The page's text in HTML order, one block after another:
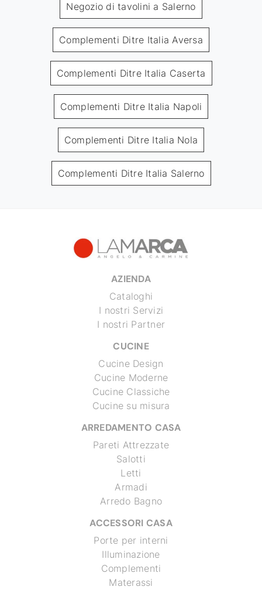
Negozio di tavolini a Salerno
Complementi Ditre Italia Aversa
Complementi Ditre Italia Caserta
Complementi Ditre Italia Napoli
Complementi Ditre Italia Nola
Complementi Ditre Italia Salerno
AZIENDA
Cataloghi
I nostri Servizi
I nostri Partner
CUCINE
Cucine Design
Cucine Moderne
Cucine Classiche
Cucine su misura
ARREDAMENTO CASA
Pareti Attrezzate
Salotti
Letti
Armadi
Arredo Bagno
ACCESSORI CASA
Porte per interni
Illuminazione
Complementi
Materassi